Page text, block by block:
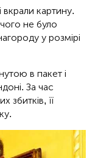
вкрали картину.
не було
у розмірі
в пакет і
За час
збитків, її